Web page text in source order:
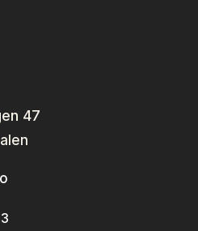
47